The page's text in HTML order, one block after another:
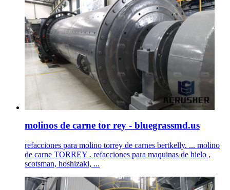
molinos de carne tor rey - bluegrassmd.us
refacciones para molino torrey de carnes bertkelly. ... molino
de carne TORREY . refacciones para maquinas de hielo ,
scotsman, hoshizaki, ...